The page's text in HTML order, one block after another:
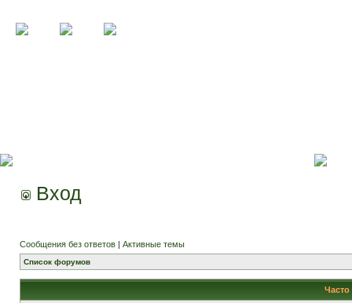
Вход
Сообщения без ответов | Активные темы
Список форумов